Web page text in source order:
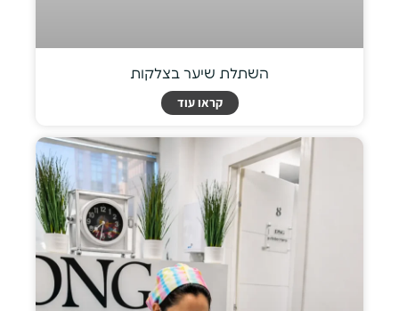
השתלת שיער בצלקות
קראו עוד